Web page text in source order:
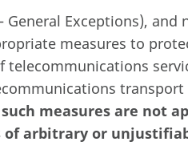
General Exceptions),
measures to
transport
measures are not
of arbitrary or